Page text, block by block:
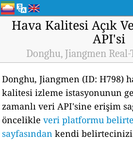
Hava Kalitesi Açık
API'si
Donghu, Jiangmen
Donghu, Jiangmen (ID: H798)
kalitesi izleme istasyonunun
zamanlı veri API'sine erişim
öncelikleveri platformu
sayfasından kendi belirtecinizi